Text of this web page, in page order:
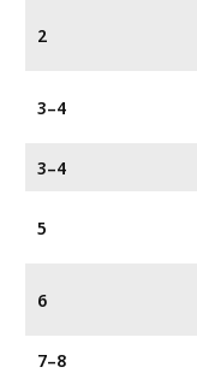
2
3–4
3–4
5
6
7–8